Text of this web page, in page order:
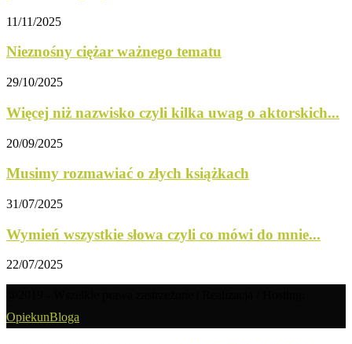
11/11/2025
Nieznośny ciężar ważnego tematu
29/10/2025
Więcej niż nazwisko czyli kilka uwag o aktorskich...
20/09/2025
Musimy rozmawiać o złych książkach
31/07/2025
Wymień wszystkie słowa czyli co mówi do mnie...
22/07/2025
OpiekunBloga